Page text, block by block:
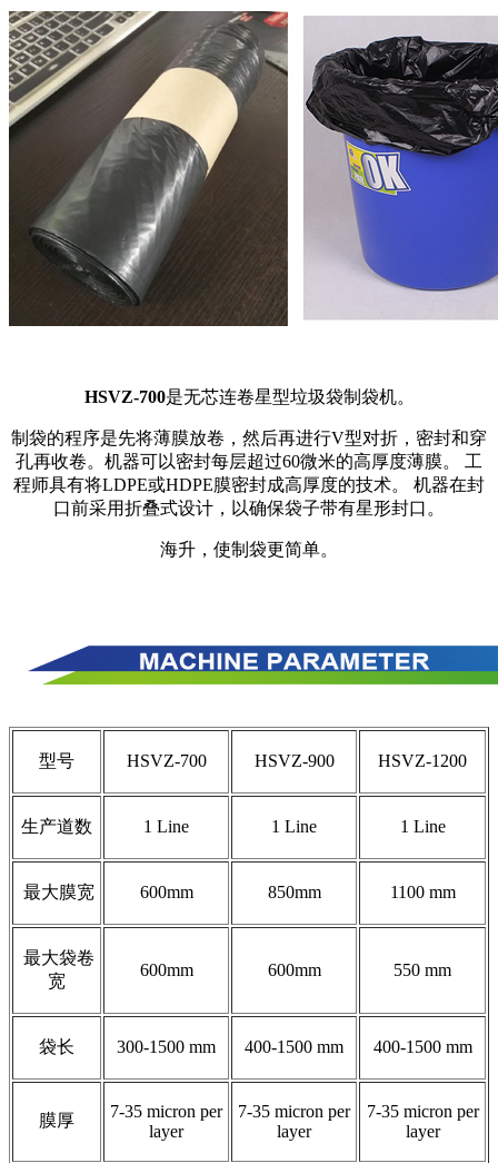
HSVZ-700是无芯连卷星型垃圾袋制袋机。
制袋的程序是先将薄膜放卷，然后再进行V型对折，密封和穿
孔再收卷。机器可以密封每层超过60微米的高厚度薄膜。 工
程师具有将LDPE或HDPE膜密封成高厚度的技术。 机器在封
口前采用折叠式设计，以确保袋子带有星形封口。
海升，使制袋更简单。
型号 HSVZ-700 HSVZ-900 HSVZ-1200
生产道数 1 Line 1 Line 1 Line
最大膜宽 600mm 850mm 1100 mm
最大袋卷
宽
600mm 600mm 550 mm
袋长 300-1500 mm 400-1500 mm 400-1500 mm
膜厚
7-35 micron per
layer
7-35 micron per
layer
7-35 micron per
layer